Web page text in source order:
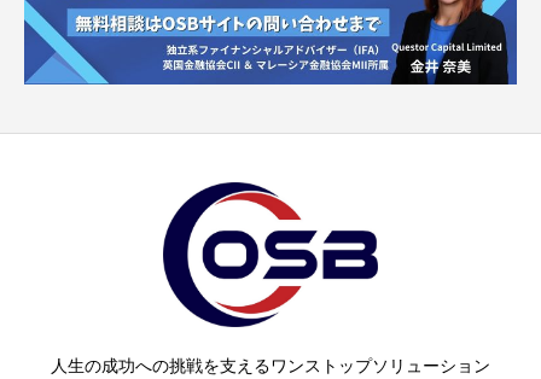
人生の成功への挑戦を支えるワンストップソリューション